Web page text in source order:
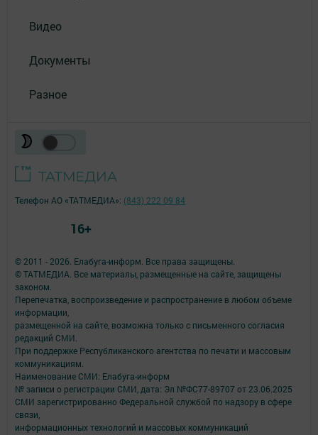
Видео
Документы
Разное
© 2011 - 2026. Елабуга-информ. Все права защищены.
© ТАТМЕДИА. Все материалы, размещенные на сайте, защищены
законом.
Перепечатка, воспроизведение и распространение в любом объеме
информации,
размещенной на сайте, возможна только с письменного согласия
редакций СМИ.
При поддержке Республиканского агентства по печати и массовым
коммуникациям.
Наименование СМИ: Елабуга-информ
№ записи о регистрации СМИ, дата: Эл №ФС77-89707 от 23.06.2025
СМИ зарегистрированно Федеральной службой по надзору в сфере
связи,
информационных технологий и массовых коммуникаций
Телефон АО «ТАТМЕДИА»: (843) 222 09 84
16+